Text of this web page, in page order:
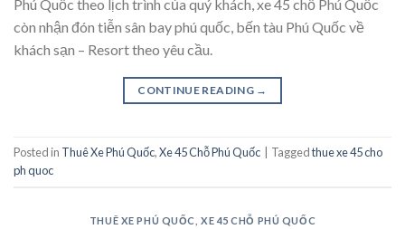
Phú Quốc theo lịch trình của quý khách, xe 45 chỗ Phú Quốc
còn nhận đón tiễn sân bay phú quốc, bến tàu Phú Quốc về
khách sạn – Resort theo yêu cầu.
CONTINUE READING →
Posted in Thuê Xe Phú Quốc,Xe 45 Chỗ Phú Quốc Taggedthue xe 45 cho
ph quoc
THUÊ XE PHÚ QUỐC XE 45 CHỖ PHÚ QUỐC